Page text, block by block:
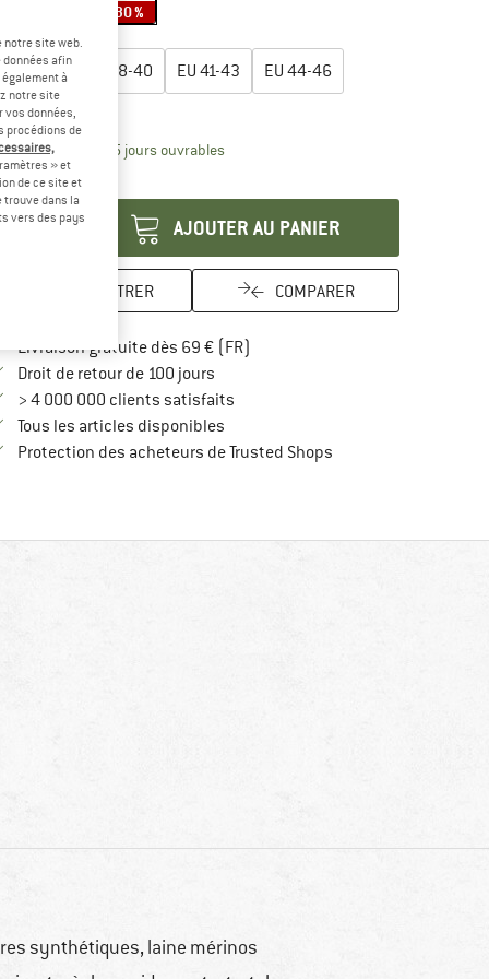
-30 %
taille:
35-37 38-40 EU 41-43 EU 44-46
des tailles
de livraison: 3-5 jours ouvrablesLe lien s'ouvre dans une boîte
AJOUTER AU PANIER
ENREGISTRER COMPARER
Livraison gratuite dès 69 € (FR)
Droit de retour de 100 joursTrouve les informations de
> 4 000 000 clients satisfaits
Tous les articles disponibles
Protection des acheteurs de Trusted ShopsTrouve toutes les
synthétiques, laine mérinos
site web.
afin
à
notre site
données,
procédions de
» et
de ce site et
trouve dans la
vers des pays